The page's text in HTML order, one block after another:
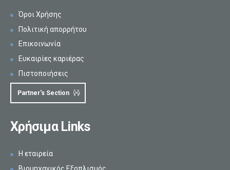
Όροι Χρήσης
Πολιτική απορρήτου
Επικοινωνία
Ευκαιρίες καριέρας
Πιστοποιήσεις
Partner's Section
Χρήσιμα Links
Η εταιρεία